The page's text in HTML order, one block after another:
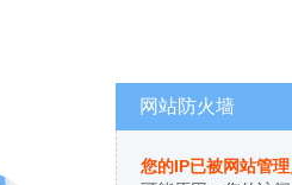
网站防火墙
您的IP已被网站管